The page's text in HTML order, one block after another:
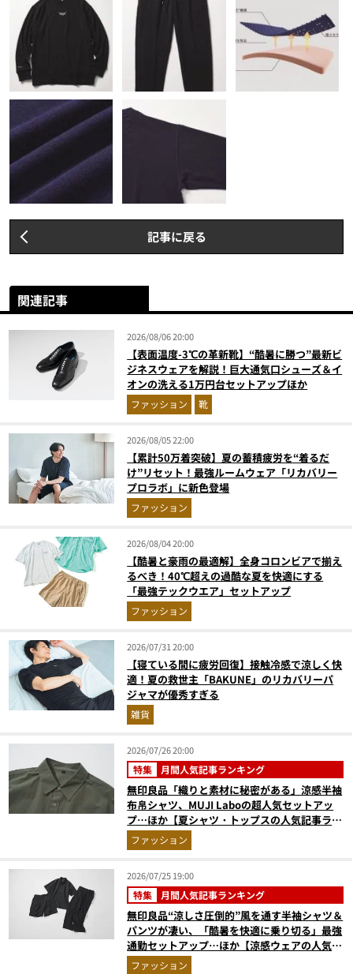
記事に戻る
関連記事
2026/08/06 20:00
【表面温度-3℃の革新靴】“酷暑に勝つ”最新ビ
ジネスウェアを解説！巨大通気口シューズ＆イ
オンの洗える1万円台セットアップほか
ファッション 靴
2026/08/05 22:00
【累計50万着突破】夏の蓄積疲労を“着るだ
け”リセット！最強ルームウェア「リカバリー
プロラボ」に新色登場
ファッション
2026/08/04 20:00
【酷暑と豪雨の最適解】全身コロンビアで揃え
るべき！40℃超えの過酷な夏を快適にする
「最強テックウエア」セットアップ
ファッション
2026/07/31 20:00
【寝ている間に疲労回復】接触冷感で涼しく快
適！夏の救世主「BAKUNE」のリカバリーパ
ジャマが優秀すぎる
雑貨
2026/07/26 20:00
特集 月間人気記事ランキング
無印良品「織りと素材に秘密がある」涼感半袖
布帛シャツ、MUJI Laboの超人気セットアッ
プ…ほか【夏シャツ・トップスの人気記事ラン
キングベスト3】（2026年6月版）
ファッション
2026/07/25 19:00
特集 月間人気記事ランキング
無印良品“涼しさ圧倒的”風を通す半袖シャツ＆
パンツが凄い、「酷暑を快適に乗り切る」最強
通勤セットアップ…ほか【涼感ウェアの人気記
事ランキングベスト3】（2026年6月版）
ファッション